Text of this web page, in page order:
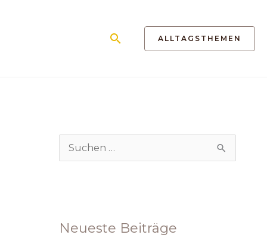
SuchenALLTAGSTHEMEN
e
Neueste Beiträge